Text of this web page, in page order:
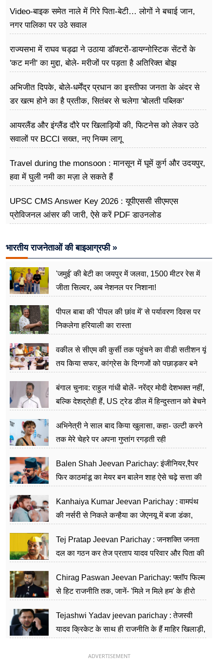
Video-बाइक समेत नाले में गिरे पिता-बेटी… लोगों ने बचाई जान,
नगर पालिका पर उठे सवाल
राज्यसभा में राघव चड्ढा ने उठाया डॉक्टरों-डायग्नोस्टिक सेंटरों के
'कट मनी' का मुद्दा, बोले- मरीजों पर पड़ता है अ​तिरिक्त बोझ
अभिजीत दिपके, बोले-धर्मेंद्र प्रधान का इस्तीफा जनता के अंदर से
डर खत्म होने का है प्रतीक, सितंबर से चलेगा 'बोलती पब्लिक'
आयरलैंड और इंग्लैंड दौरे पर खिलाड़ियों की, फिटनेस को लेकर उठे
सवालों पर BCCI सख्त, नए नियम लागू
Travel during the monsoon : मानसून में घूमें कुर्ग और उदयपुर,
हवा में घुली नमी का मज़ा ले सकते हैं
UPSC CMS Answer Key 2026 : यूपीएससी सीएमएस
प्रोविजनल आंसर की जारी, ऐसे करें PDF डाउनलोड
भारतीय राजनेताओं की बाइआग्रफी »
'जमुई' की बेटी का जयपुर में जलवा, 1500 मीटर रेस में
जीता सिल्वर, अब नेशनल पर निशाना!
पीपल बाबा की 'पीपल की छांव में' से पर्यावरण दिवस पर
निकलेगा हरियाली का रास्ता
वकील से सीएम की कुर्सी तक पहुंचने का वीडी सतीशन यूं
तय किया सफर, कांग्रेस के दिग्गजों को पछाड़कर बने
बंगाल चुनाव: राहुल गांधी बोलें- नरेंद्र मोदी देशभक्त नहीं,
बल्कि देशद्रोही हैं, US ट्रेड डील में हिन्दुस्तान को बेचने
अभिनेत्री ने साल बाद किया खुलासा, कहा- उल्टी करने
तक मेरे चेहरे पर अपना गुप्तांग रगड़ती रही
Balen Shah Jeevan Parichay: इंजीनियर,रैपर
फिर काठमांडू का मेयर बन बालेन शाह ऐसे चढ़े सत्ता की
Kanhaiya Kumar Jeevan Parichay : वामपंथ
की नर्सरी से निकले कन्हैया का जेएनयू में बजा डंका,
Tej Pratap Jeevan Parichay : जनशक्ति जनता
दल का गठन कर तेज प्रताप यादव परिवार और पिता की
Chirag Paswan Jeevan Parichay: फ्लॉप फिल्म
से हिट राजनीति तक, जानें- 'मिले न मिले हम' के हीरो
Tejashwi Yadav jeevan parichay : तेजस्वी
यादव क्रिकेट के साथ ही राजनीति के हैं माहिर खिलाड़ी,
ADVERTISEMENT